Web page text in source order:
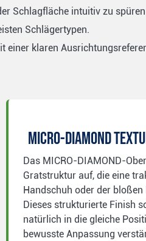
Schlagfläche intuitiv zu
Schlägertypen.
einer klaren
MICRO-DIAMOND
Das MICRO-DIAMOND-
Gratstruktur auf, die eine
Handschuh oder der
Dieses strukturierte Finish
natürlich in die gleiche
bewusste Anpassung